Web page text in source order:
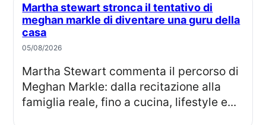
Martha stewart stronca il tentativo di
meghan markle di diventare una guru della
casa
05/08/2026
Martha Stewart commenta il percorso di
Meghan Markle: dalla recitazione alla
famiglia reale, fino a cucina, lifestyle e...